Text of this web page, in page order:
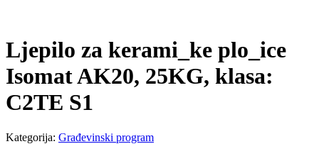
Ljepilo za kerami_ke plo_ice
Isomat AK20, 25KG, klasa:
C2TE S1
Kategorija: Građevinski program